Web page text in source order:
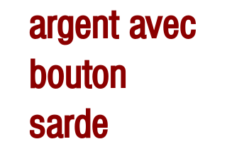
argent avec
bouton
sarde